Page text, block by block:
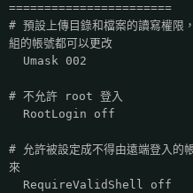
=======================
# 預設上傳目錄和檔案的讀寫權
組的帳號都可以更改
Umask 002
# 不允許 root 登入
RootLogin off
# 允許被設定成不得由遠端登
來
RequireValidShell off